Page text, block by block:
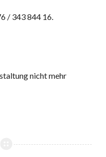
/ 343 844 16.
nicht mehr